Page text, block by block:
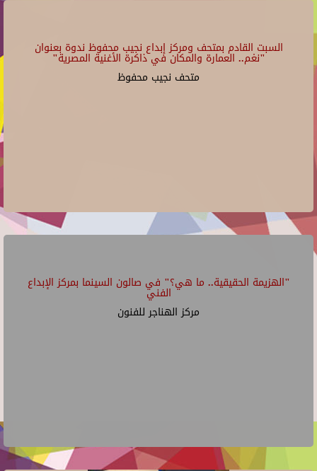
السبت القادم بمتحف ومركز إبداع نجيب محفوظ ندوة بعنوان
"نغم.. العمارة والمكان في ذاكرة الأغنية المصرية"
متحف نجيب محفوظ
"الهزيمة الحقيقية.. ما هي؟" في صالون السينما بمركز الإبداع
الفني
مركز الهناجر للفنون